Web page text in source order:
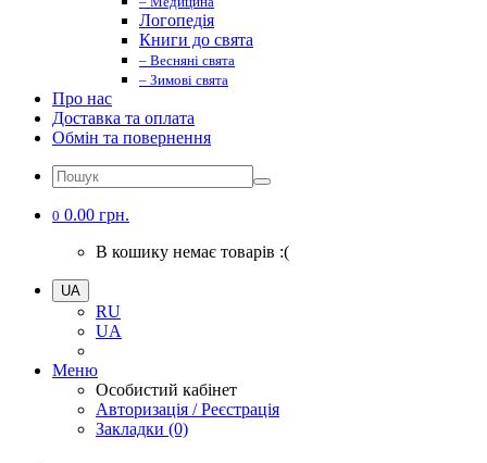
Логопедія
Книги до свята
– Весняні свята
– Зимові свята
Про нас
Доставка та оплата
Обмін та повернення
0 0.00 грн.
В кошику немає товарів :(
UA
RU
UA
Меню
Особистий кабінет
Авторизація / Реєстрація
Закладки (0)